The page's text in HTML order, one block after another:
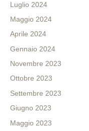
Luglio 2024
Maggio 2024
Aprile 2024
Gennaio 2024
Novembre 2023
Ottobre 2023
Settembre 2023
Giugno 2023
Maggio 2023